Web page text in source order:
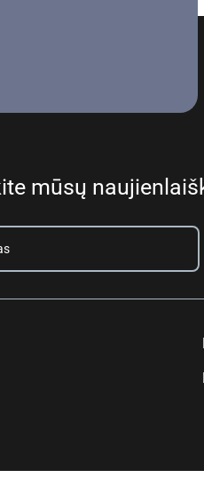
mūsų